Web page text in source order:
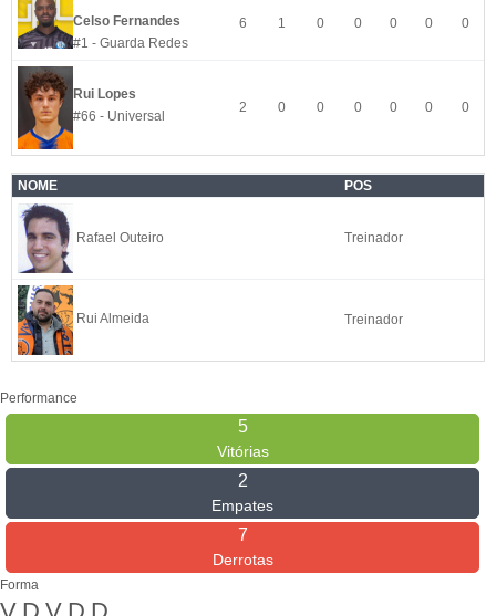
Celso Fernandes
#1 - Guarda Redes
6 1 0 0 0 0 0
Rui Lopes
#66 - Universal
2 0 0 0 0 0 0
NOME POS
Rafael Outeiro Treinador
Rui Almeida Treinador
Performance
5
Vitórias
2
Empates
7
Derrotas
Forma